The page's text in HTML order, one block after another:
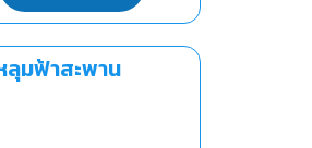
ลุมฟ้าสะพาน